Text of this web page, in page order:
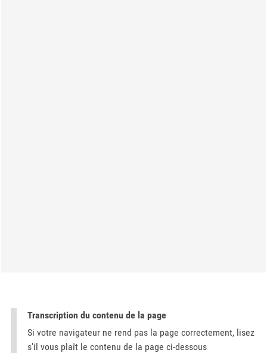
Transcription du contenu de la page
Si votre navigateur ne rend pas la page correctement, lisez
s'il vous plaît le contenu de la page ci-dessous